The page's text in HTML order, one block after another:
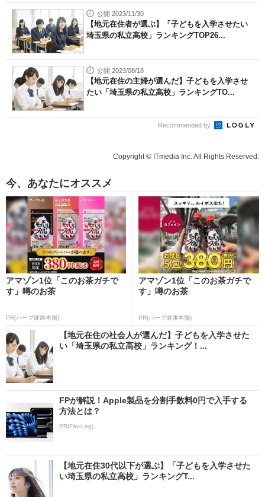
公開 2023/11/30
【地元在住者が選ぶ】「子どもを入学させたい
埼玉県の私立高校」ランキングTOP26...
公開 2023/08/18
【地元在住の主婦が選んだ】子どもを入学させ
たい「埼玉県の私立高校」ランキングTO...
Recommended by
Copyright © ITmedia Inc. All Rights Reserved.
今、あなたにオススメ
アマゾン1位「このお茶ガチで
す」噂のお茶
PR(ハーブ健康本舗)
アマゾン1位「このお茶ガチで
す」噂のお茶
PR(ハーブ健康本舗)
【地元在住の社会人が選んだ】子どもを入学させた
い「埼玉県の私立高校」ランキング！...
FPが解説！Apple製品を分割手数料0円で入手する
方法とは？
PR(Fav-Log)
【地元在住30代以下が選ぶ】「子どもを入学させた
い埼玉県の私立高校」ランキングT...